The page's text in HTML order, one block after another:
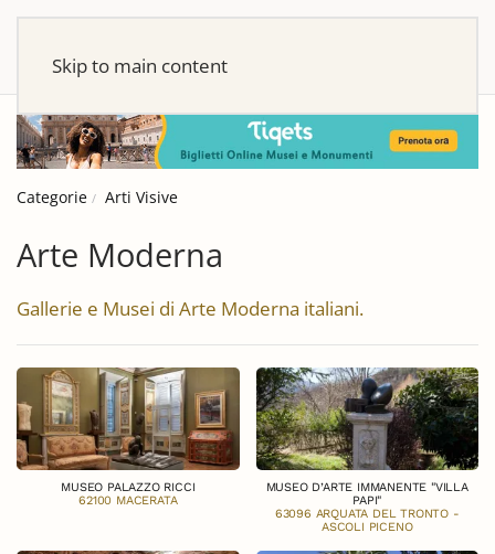
Skip to main content
Categorie Arti Visive
Arte Moderna
Gallerie e Musei di Arte Moderna italiani.
MUSEO PALAZZO RICCI
62100 MACERATA
MUSEO D’ARTE IMMANENTE "VILLA
PAPI"
63096 ARQUATA DEL TRONTO -
ASCOLI PICENO